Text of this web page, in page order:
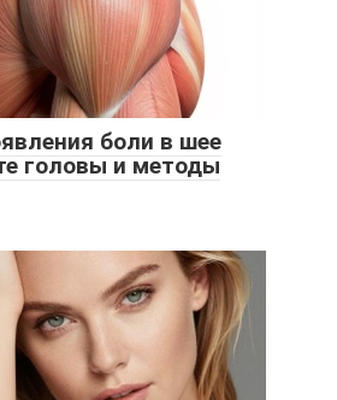
боли в шее
головы и методы